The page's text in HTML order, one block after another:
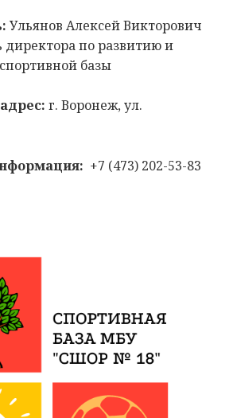
Ульянов Алексей Викторович
директора по развитию и
базы
г. Воронеж, ул.
+7 (473) 202-53-83